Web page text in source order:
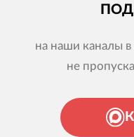
на наши каналы
не